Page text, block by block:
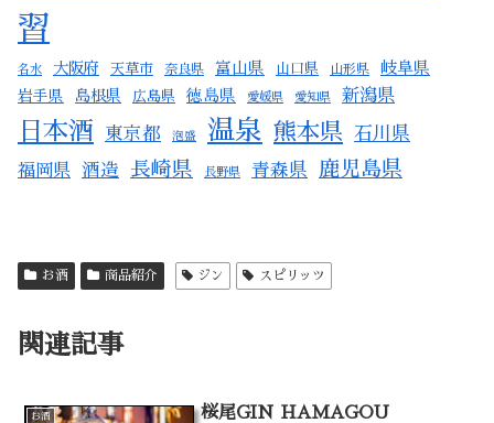
習
名水 大阪府 天草市 奈良県 富山県 山口県 山形県 岐阜県
岩手県 島根県 広島県 徳島県 愛媛県 愛知県 新潟県
日本酒 東京都 泡盛 温泉 熊本県 石川県
福岡県 酒造 長崎県 長野県 青森県 鹿児島県
お酒 商品紹介 ジン スピリッツ
関連記事
お酒 桜尾GIN HAMAGOU